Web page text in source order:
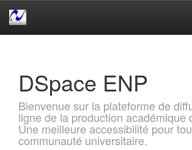
DSpace ENP
Bienvenue sur la plateforme de
ligne de la production académique
Une meilleure accessibilité pour
communauté universitaire.